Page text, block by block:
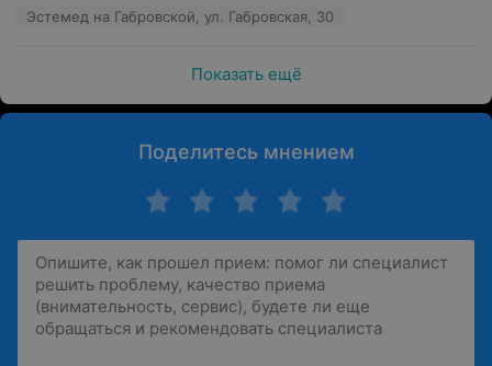
Эстемед на Габровской, ул. Габровская, 30
Показать ещё
Поделитесь мнением